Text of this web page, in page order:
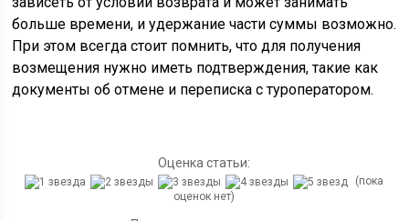
больше времени, и удержание части суммы возможно.
При этом всегда стоит помнить, что для получения
возмещения нужно иметь подтверждения, такие как
документы об отмене и переписка с туроператором.
Оценка статьи:
(пока
оценок нет)